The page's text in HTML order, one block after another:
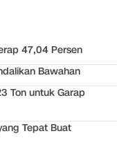
47,04 Persen
Bawahan
Ton untuk Garap
Tepat Buat